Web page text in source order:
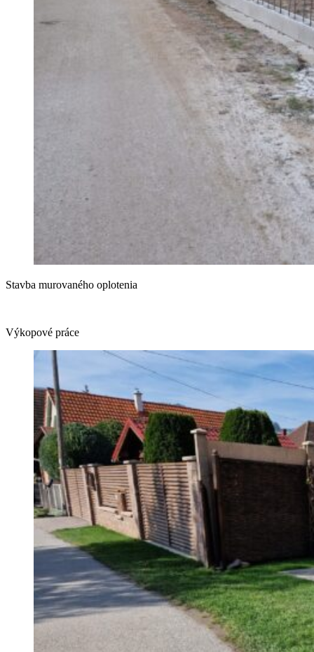
Stavba murovaného oplotenia
Výkopové práce